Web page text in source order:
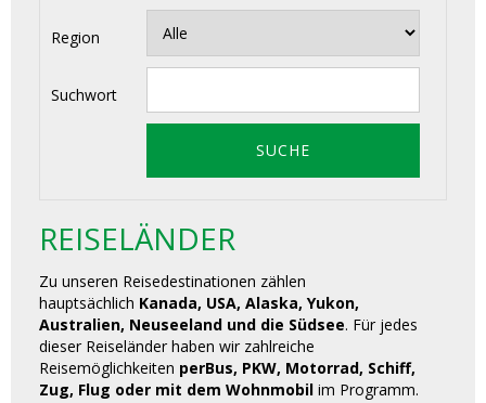
Region
Suchwort
REISELÄNDER
Zu unseren Reisedestinationen zählen
hauptsächlich Kanada, USA, Alaska, Yukon,
Australien, Neuseeland und die Südsee. Für jedes
dieser Reiseländer haben wir zahlreiche
Reisemöglichkeiten perBus, PKW, Motorrad, Schiff,
Zug, Flug oder mit dem Wohnmobil im Programm.